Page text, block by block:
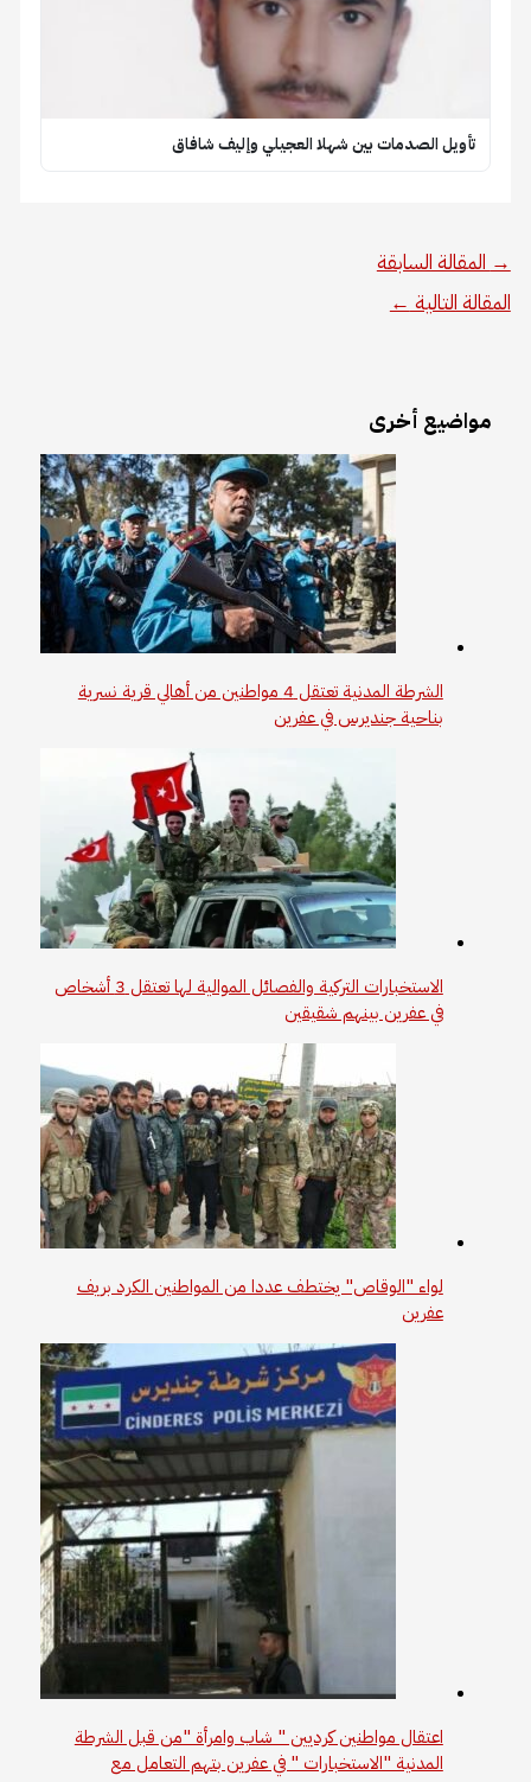
تأويل الصدمات بين شهلا العجيلي وإليف شافاق
→ المقالة السابقة
المقالة التالية ←
مواضيع أخرى
الشرطة المدنية تعتقل 4 مواطنين من أهالي قرية نسرية
بناحية جنديرس في عفرين
الاستخبارات التركية والفصائل الموالية لها تعتقل 3 أشخاص
في عفرين بينهم شقيقين
لواء "الوقاص" يختطف عددا من المواطنين الكرد بريف
عفرين
اعتقال مواطنين كرديين " شاب وامرأة "من قبل الشرطة
المدنية "الاستخبارات " في عفرين بتهم التعامل مع